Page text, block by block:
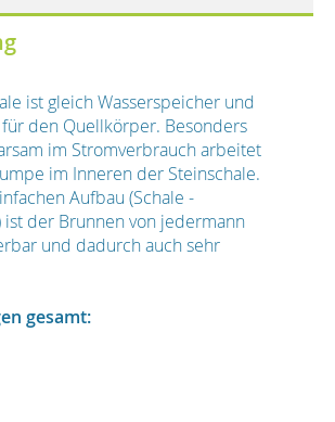
ist gleich Wasserspeicher und
den Quellkörper. Besonders
im Stromverbrauch arbeitet
im Inneren der Steinschale.
Aufbau (Schale -
der Brunnen von jedermann
und dadurch auch sehr
gesamt: